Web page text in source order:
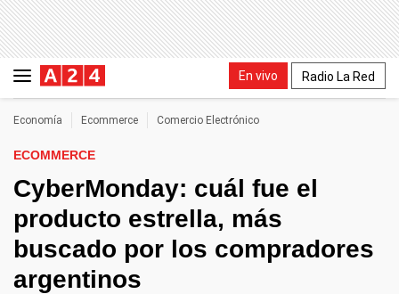
En vivo Radio La Red
Economía Ecommerce Comercio Electrónico
ECOMMERCE
CyberMonday: cuál fue el
producto estrella, más
buscado por los compradores
argentinos